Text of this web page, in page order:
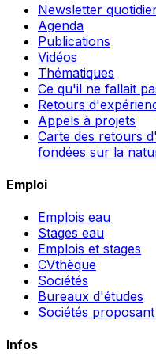
Newsletter
Agenda
Publications
Vidéos
Thématiques
Ce qu'il ne fallait
Retours
Appels à projets
Carte des retours
fondées sur la
Emploi
Emplois eau
Stages eau
Emplois et stages
CVthèque
Sociétés
Bureaux d'études
Sociétés
Infos